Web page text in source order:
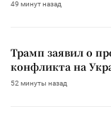
49 минут назад
Трамп заявил о
конфликта на
52 минуты назад